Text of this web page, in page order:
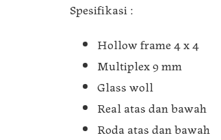
Spesifikasi :
Hollow frame 4 x 4
Multiplex 9 mm
Glass woll
Real atas dan bawah
Roda atas dan bawah